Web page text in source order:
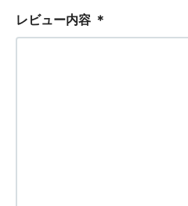
レビュー内容 ＊